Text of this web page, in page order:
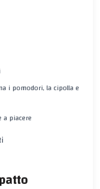
i pomodori, la cipolla e
a piacere